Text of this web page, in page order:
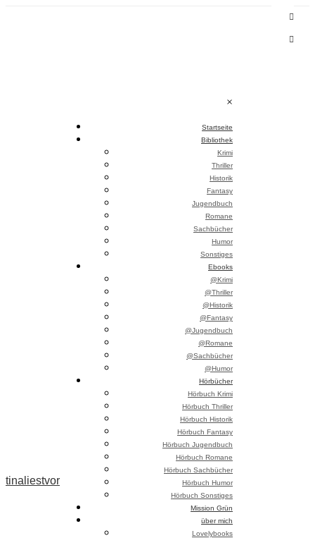
tinaliestvor
×
Startseite
Bibliothek
Krimi
Thriller
Historik
Fantasy
Jugendbuch
Romane
Sachbücher
Humor
Sonstiges
Ebooks
@Krimi
@Thriller
@Historik
@Fantasy
@Jugendbuch
@Romane
@Sachbücher
@Humor
Hörbücher
Hörbuch Krimi
Hörbuch Thriller
Hörbuch Historik
Hörbuch Fantasy
Hörbuch Jugendbuch
Hörbuch Romane
Hörbuch Sachbücher
Hörbuch Humor
Hörbuch Sonstiges
Mission Grün
über mich
Lovelybooks